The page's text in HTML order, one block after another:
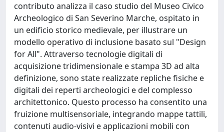
contributo analizza il caso studio del Museo Civico
Archeologico di San Severino Marche, ospitato in
un edificio storico medievale, per illustrare un
modello operativo di inclusione basato sul "Design
for All". Attraverso tecnologie digitali di
acquisizione tridimensionale e stampa 3D ad alta
definizione, sono state realizzate repliche fisiche e
digitali dei reperti archeologici e del complesso
architettonico. Questo processo ha consentito una
fruizione multisensoriale, integrando mappe tattili,
contenuti audio-visivi e applicazioni mobili con